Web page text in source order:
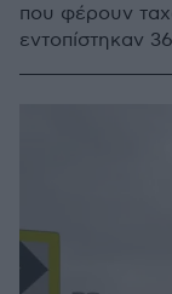
που φέρουν
εντοπίστηκαν